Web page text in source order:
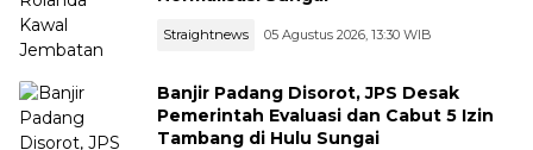
Straightnews 05 Agustus 2026, 13:30 WIB
Banjir Padang Disorot, JPS Desak
Pemerintah Evaluasi dan Cabut 5 Izin
Tambang di Hulu Sungai